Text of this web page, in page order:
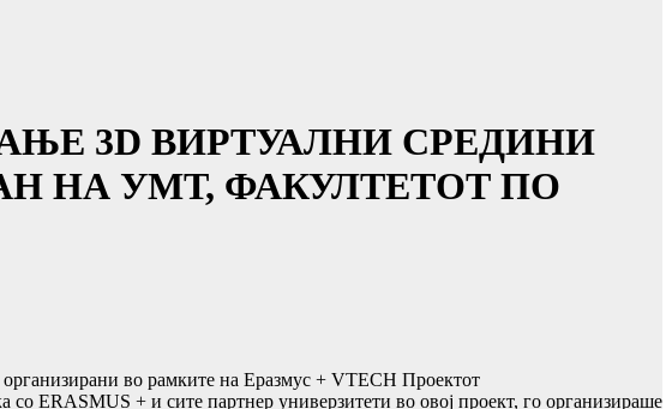
3D ВИРТУАЛНИ СРЕДИНИ
НА УМТ, ФАКУЛТЕТОТ ПО
во рамките на Еразмус + VTECH Проектот
ERASMUS + и сите партнер универзитети во овој проект, го организираше